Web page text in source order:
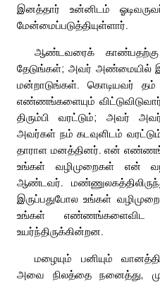
இனத்தார் உன்னிடம்
மேன்மைப்படுத்தியுள்ளார்.
ஆண்டவரைக்
தேடுங்கள்; அவர் அண்மையில்
மன்றாடுங்கள். கொடியவர்
எண்ணங்களையும்
திரும்பி வரட்டும்; அவர்
அவர்கள் நம் கடவுளிடம்
தாராள மனத்தினர். என்
உங்கள் வழிமுறைகள் என்
ஆண்டவர்.
இருப்பதுபோல உங்கள்
உங்கள்
உயர்ந்திருக்கின்றன.
மழையும் பனியும்
அவை நிலத்தை நனைத்து,